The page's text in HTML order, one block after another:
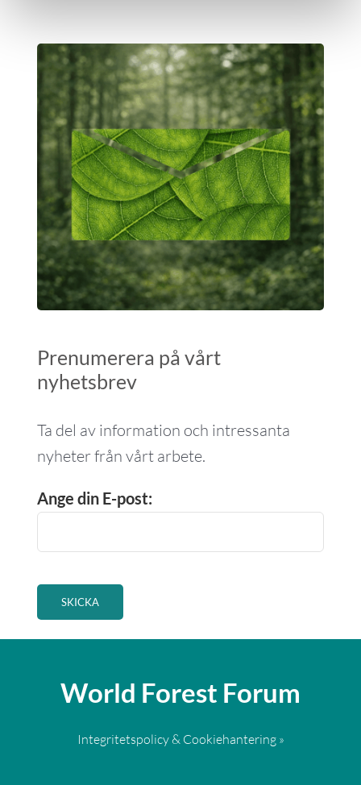
Prenumerera på vårt
nyhetsbrev
Ta del av information och intressanta
nyheter från vårt arbete.
Ange din E-post:
World Forest Forum
Integritetspolicy & Cookiehantering »